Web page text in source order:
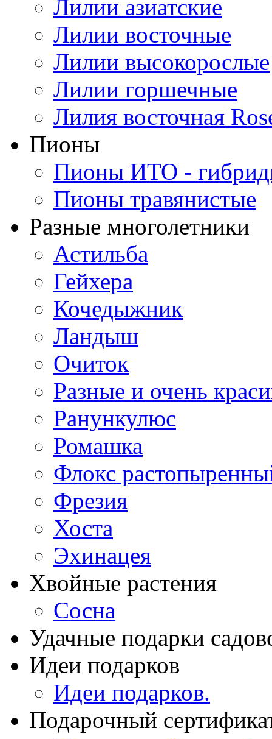
Лилии азиатские
Лилии восточные
Лилии высокорослые
Лилии горшечные
Лилия восточная
Пионы
Пионы ИТО -
Пионы травянистые
Разные многолетники
Астильба
Гейхера
Кочедыжник
Ландыш
Очиток
Разные и очень
Ранункулюс
Ромашка
Флокс
Фрезия
Хоста
Эхинацея
Хвойные растения
Сосна
Удачные подарки
Идеи подарков
Идеи подарков.
Подарочный